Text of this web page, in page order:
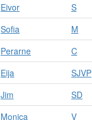
Eivor S
Sofia M
Perarne C
Eija SJVP
Jim SD
Monica V